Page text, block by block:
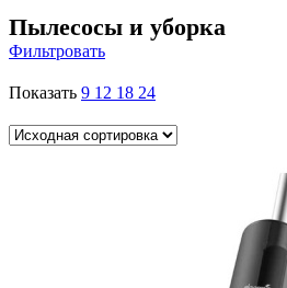
Пылесосы и уборка
Фильтровать
Показать 9 12 18 24